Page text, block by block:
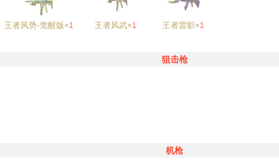
王者风势-觉醒版×1 王者风武×1 王者雷影×1
狙击枪
机枪